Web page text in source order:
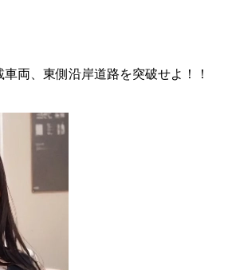
両、東側沿岸道路を突破せよ！！